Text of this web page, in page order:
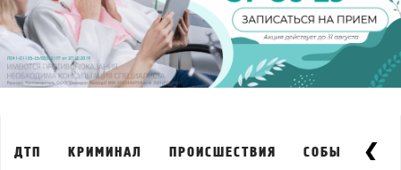
ДТП КРИМИНАЛ ПРОИСШЕСТВИЯ СОБЫТИЯ